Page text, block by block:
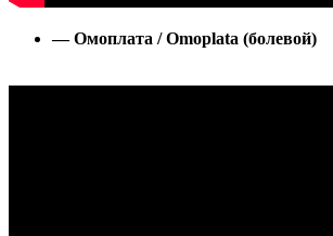
— Омоплата / Omoplata (болевой)